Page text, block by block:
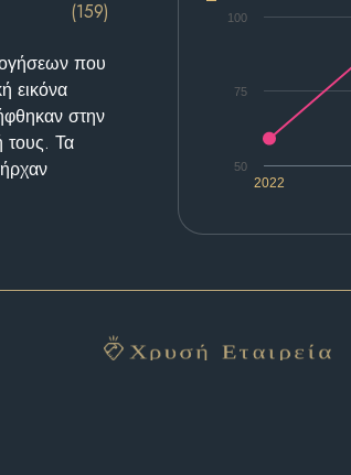
2022
50
75
100
(159)
που
εικόνα
στην
τους. Τα